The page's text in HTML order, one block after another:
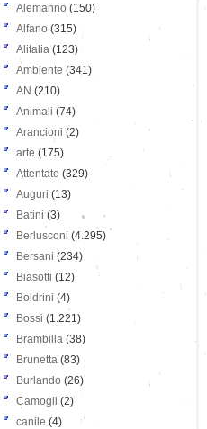
Alemanno (150)
Alfano (315)
Alitalia (123)
Ambiente (341)
AN (210)
Animali (74)
Arancioni (2)
arte (175)
Attentato (329)
Auguri (13)
Batini (3)
Berlusconi (4.295)
Bersani (234)
Biasotti (12)
Boldrini (4)
Bossi (1.221)
Brambilla (38)
Brunetta (83)
Burlando (26)
Camogli (2)
canile (4)